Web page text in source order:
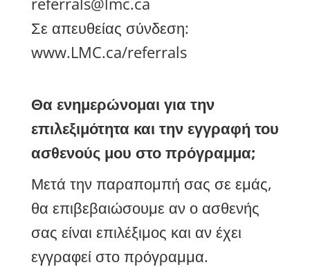
Σε απευθείας σύνδεση:
www.LMC.ca/referrals
Θα ενημερώνομαι για την
επιλεξιμότητα και την εγγραφή του
ασθενούς μου στο πρόγραμμα;
Μετά την παραπομπή σας σε εμάς,
θα επιβεβαιώσουμε αν ο ασθενής
σας είναι επιλέξιμος και αν έχει
εγγραφεί στο πρόγραμμα.